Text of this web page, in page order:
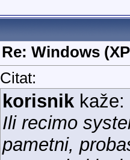
Re: Windows
Citat:
korisnikkaže:
Ili recimo
pametni,